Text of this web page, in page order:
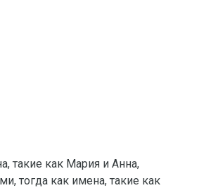
такие как Мария и Анна,
тогда как имена, такие как